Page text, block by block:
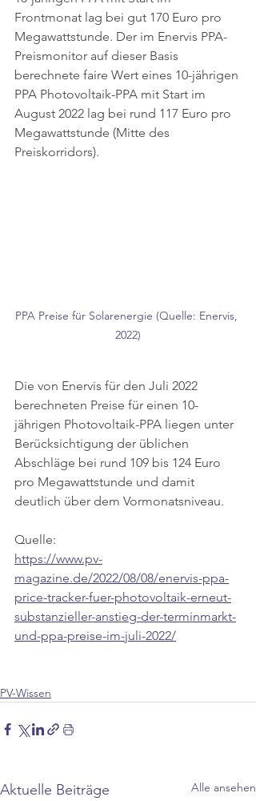
Frontmonat lag bei gut 170 Euro pro
Megawattstunde. Der im Enervis PPA-
Preismonitor auf dieser Basis
berechnete faire Wert eines 10-jährigen
PPA Photovoltaik-PPA mit Start im
August 2022 lag bei rund 117 Euro pro
Megawattstunde (Mitte des
Preiskorridors).
PPA Preise für Solarenergie (Quelle: Enervis,
2022)
Die von Enervis für den Juli 2022
berechneten Preise für einen 10-
jährigen Photovoltaik-PPA liegen unter
Berücksichtigung der üblichen
Abschläge bei rund 109 bis 124 Euro
pro Megawattstunde und damit
deutlich über dem Vormonatsniveau.
Quelle:
https://www.pv-
magazine.de/2022/08/08/enervis-ppa-
price-tracker-fuer-photovoltaik-erneut-
substanzieller-anstieg-der-terminmarkt-
und-ppa-preise-im-juli-2022/
PV-Wissen
Aktuelle Beiträge Alle ansehen